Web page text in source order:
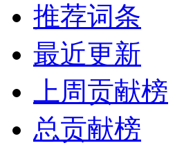
推荐词条
最近更新
上周贡献榜
总贡献榜